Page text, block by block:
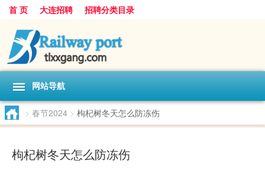
首 页 大连招聘 招聘分类目录
网站导航
> 春节2024 > 枸杞树冬天怎么防冻伤
枸杞树冬天怎么防冻伤